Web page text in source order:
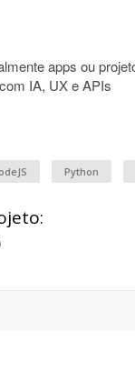
apps ou
IA, UX e APIs
Python